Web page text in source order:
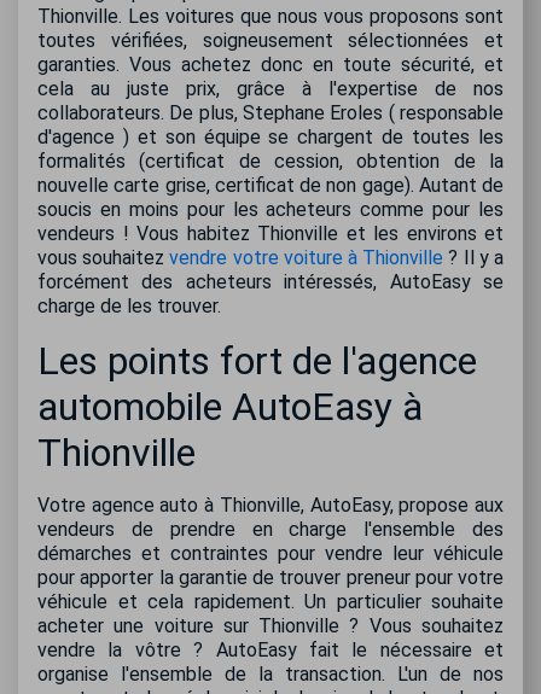
Thionville. Les voitures que nous vous proposons sont
toutes vérifiées, soigneusement sélectionnées et
garanties. Vous achetez donc en toute sécurité, et
cela au juste prix, grâce à l'expertise de nos
collaborateurs. De plus, Stephane Eroles ( responsable
d'agence ) et son équipe se chargent de toutes les
formalités (certificat de cession, obtention de la
nouvelle carte grise, certificat de non gage). Autant de
soucis en moins pour les acheteurs comme pour les
vendeurs ! Vous habitez Thionville et les environs et
vous souhaitezvendre votre voiture à Thionville ? Il y a
forcément des acheteurs intéressés, AutoEasy se
charge de les trouver.
Les points fort de l'agence
automobile AutoEasy à
Thionville
Votre agence auto à Thionville, AutoEasy, propose aux
vendeurs de prendre en charge l'ensemble des
démarches et contraintes pour vendre leur véhicule
pour apporter la garantie de trouver preneur pour votre
véhicule et cela rapidement. Un particulier souhaite
acheter une voiture sur Thionville ? Vous souhaitez
vendre la vôtre ? AutoEasy fait le nécessaire et
organise l'ensemble de la transaction. L'un de nos